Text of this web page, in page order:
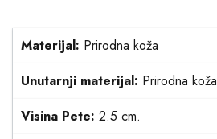
Materijal: Prirodna koža
Unutarnji materijal: Prirodna koža
Visina Pete: 2.5 cm.